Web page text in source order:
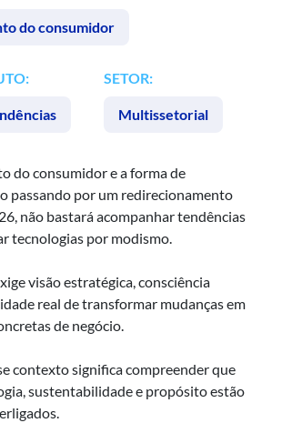
do consumidor
SETOR:
Multissetorial
do consumidor e a forma de
passando por um redirecionamento
não bastará acompanhar tendências
tecnologias por modismo.
visão estratégica, consciência
real de transformar mudanças em
de negócio.
contexto significa compreender que
sustentabilidade e propósito estão